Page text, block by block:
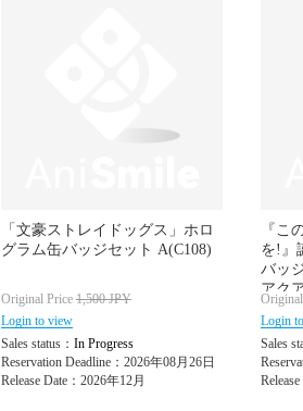
「文豪ストレイドッグス」ホロ
グラム缶バッジセット A(C108)
Original Price 1,500JPY
Login to view
Sales status： In Progress
Reservation Deadline：2026年08月26日
Release Date：2026年12月
『こ
を!』
バッ
アク
Login
Sales